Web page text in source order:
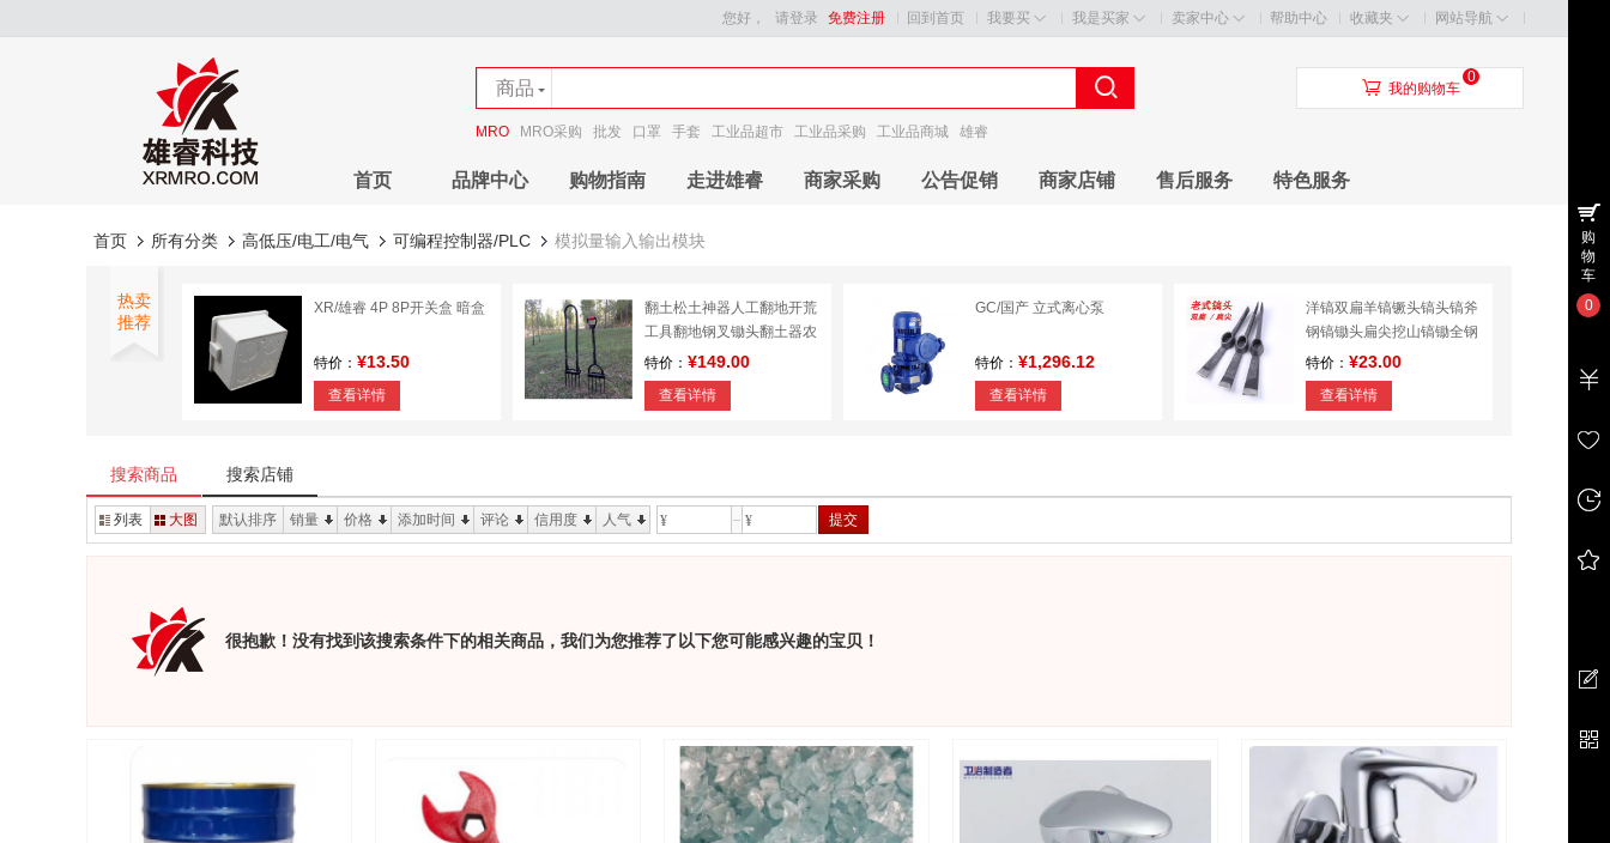
回到首页 我要买 我是买家 卖家中心 帮助中心 收藏夹 网站导航
您好， 请登录 免费注册
商品
店铺
MRO MRO采购 批发 口罩 手套 工业品超市 工业品采购 工业品商城 雄睿
󰃦 我的购物车
0
首页 品牌中心 购物指南 走进雄睿 商家采购 公告促销 商家店铺 售后服务 特色服务
首页 所有分类 高低压/电工/电气 可编程控制器/PLC 模拟量输入输出模块
热卖
推荐
XR/雄睿 4P 8P开关盒 暗盒
特价： ¥13.50
查看详情
翻土松土神器人工翻地开荒
工具翻地钢叉锄头翻土器农
用松土工具
特价： ¥149.00
查看详情
GC/国产 立式离心泵
特价： ¥1,296.12
查看详情
洋镐双扁羊镐镢头镐头镐斧
钢镐锄头扁尖挖山镐锄全钢
纯钢
特价： ¥23.00
查看详情
特价：¥2.07
查看详情
搜索商品 搜索店铺
列表 大图 默认排序 销量 价格 添加时间 评论 信用度 人气 ¥ ¥ 提交
很抱歉！没有找到该搜索条件下的相关商品，我们为您推荐了以下您可能感兴趣的宝贝！
购
物
车
0